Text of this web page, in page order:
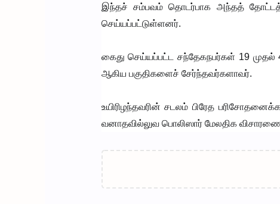
இந்தச் சம்பவம் தொடர்பாக அந்தத்
செய்யப்பட்டுள்ளனர்.
கைது செய்யப்பட்ட சந்தேகநபர்கள் 19 முதல்
ஆகிய பகுதிகளைச் சேர்ந்தவர்களாவர்.
உயிரிழந்தவரின் சடலம் பிரேத
வனாதவில்லுவ பொலிஸார் மேலதிக